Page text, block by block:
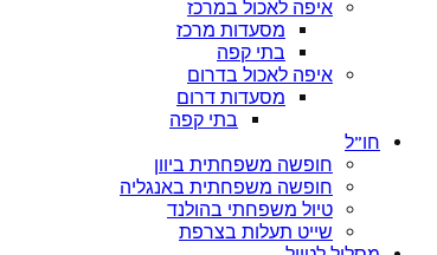
איפה לאכול במרכז
מסעדות מרכז
בתי קפה
איפה לאכול בדרום
מסעדות דרום
בתי קפה
חו”ל
חופשה משפחתית ביוון
חופשה משפחתית באנגליה
טיול משפחתי בהולנד
שייט תעלות בצרפת